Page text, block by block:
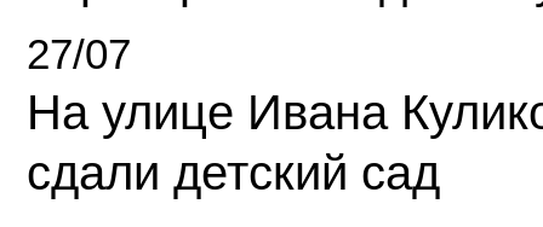
27/07
На улице Ивана
сдали детский сад